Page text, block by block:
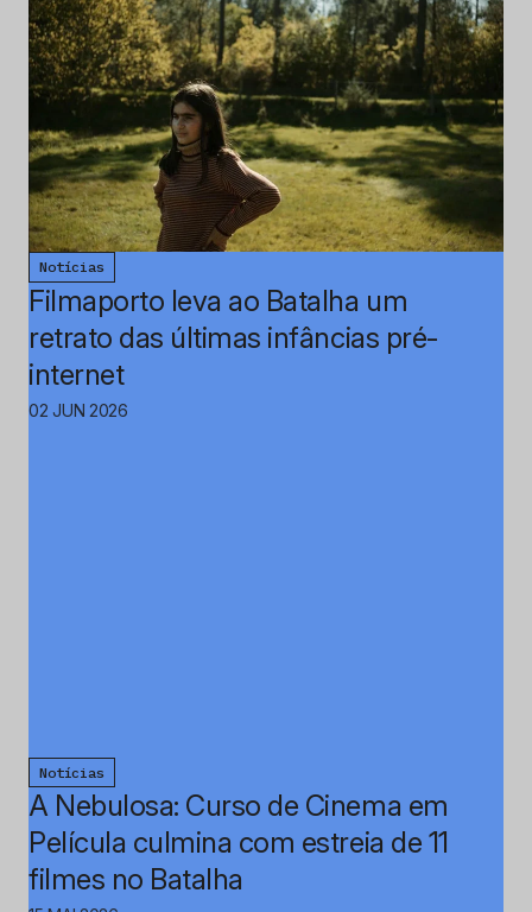
Notícias
Filmaporto leva ao Batalha um
retrato das últimas infâncias pré-
internet
02 JUN 2026
Notícias
A Nebulosa: Curso de Cinema em
Película culmina com estreia de 11
filmes no Batalha